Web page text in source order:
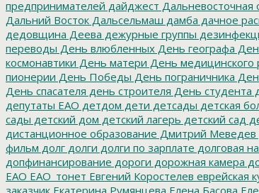
предпринимателей дайджест Дальневосточная
Дальний Восток Дальсельмаш дамба дачное
дедовщина Деева дежурные группы
переводы День влюбленных День географа
космонавтики День матери День медицинского
пионерии День Победы День пограничника
День спасателя день строителя День студента
депутаты ЕАО детдом дети детсады детская
сады детский дом детский лагерь детский сад
дистанционное образование Дмитрий Меведев
фильм долг долги долги по зарплате долговая
допфинансирование дороги дорожная камера
ЕАО ЕАО_тонет Евгений Коростелев еврейская
заказчик Екатерина Румянцева Елена Басова